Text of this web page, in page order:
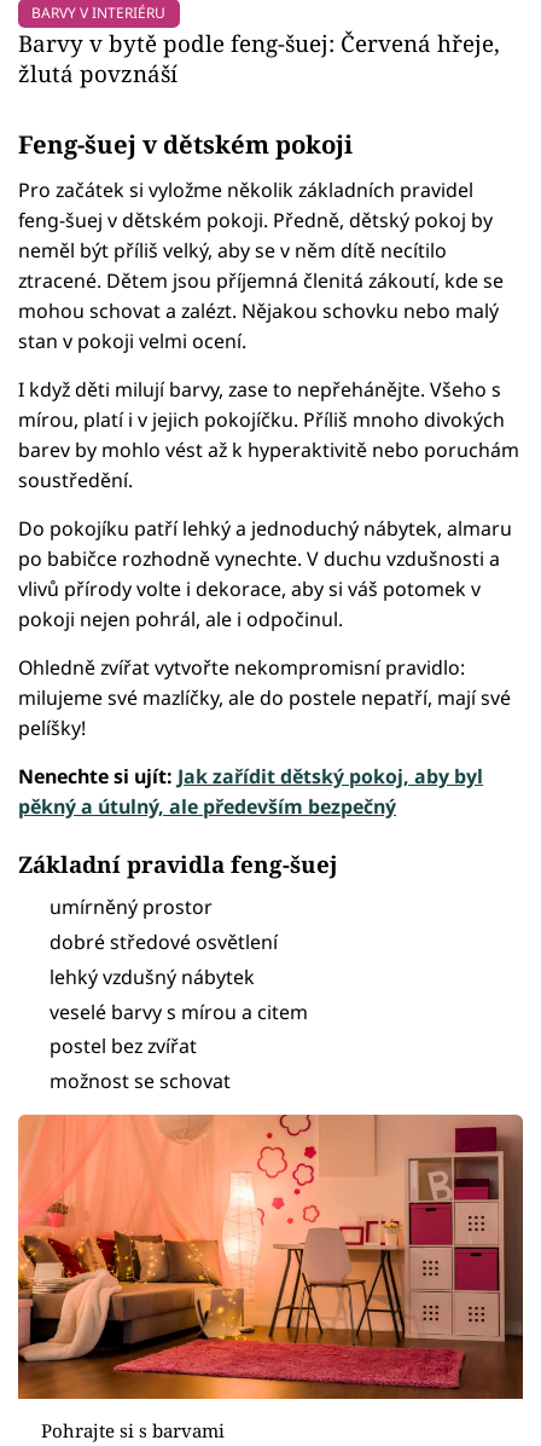
BARVY V INTERIÉRU
Barvy v bytě podle feng-šuej: Červená hřeje,
žlutá povznáší
Feng-šuej v dětském pokoji
Pro začátek si vyložme několik základních pravidel
feng-šuej v dětském pokoji. Předně, dětský pokoj by
neměl být příliš velký, aby se v něm dítě necítilo
ztracené. Dětem jsou příjemná členitá zákoutí, kde se
mohou schovat a zalézt. Nějakou schovku nebo malý
stan v pokoji velmi ocení.
I když děti milují barvy, zase to nepřehánějte. Všeho s
mírou, platí i v jejich pokojíčku. Příliš mnoho divokých
barev by mohlo vést až k hyperaktivitě nebo poruchám
soustředění.
Do pokojíku patří lehký a jednoduchý nábytek, almaru
po babičce rozhodně vynechte. V duchu vzdušnosti a
vlivů přírody volte i dekorace, aby si váš potomek v
pokoji nejen pohrál, ale i odpočinul.
Ohledně zvířat vytvořte nekompromisní pravidlo:
milujeme své mazlíčky, ale do postele nepatří, mají své
pelíšky!
Nenechte si ujít: Jak zařídit dětský pokoj, aby byl
pěkný a útulný, ale především bezpečný
Základní pravidla feng-šuej
umírněný prostor
dobré středové osvětlení
lehký vzdušný nábytek
veselé barvy s mírou a citem
postel bez zvířat
možnost se schovat
Pohrajte si s barvami